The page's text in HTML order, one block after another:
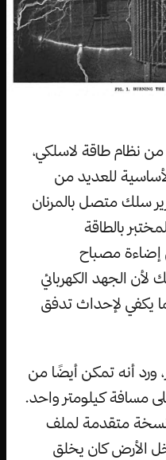
من نظام طاقة لاسلكي،
للعديد من
سلك متصل بالمرنان
بالطاقة
إضاءة مصباح
الجهد الكهربائي
يكفي لإحداث تدفق
ورد أنه تمكن أيضًا من
مسافة كيلومتر واحد.
نسخة متقدمة لملف
الأرض كان يخلق